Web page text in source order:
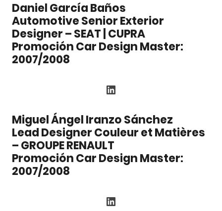
Daniel García Baños
Automotive Senior Exterior
Designer – SEAT | CUPRA
Promoción Car Design Master:
2007/2008
LinkedIn
Miguel Ángel Iranzo Sánchez
Lead Designer Couleur et Matières
– GROUPE RENAULT
Promoción Car Design Master:
2007/2008
LinkedIn